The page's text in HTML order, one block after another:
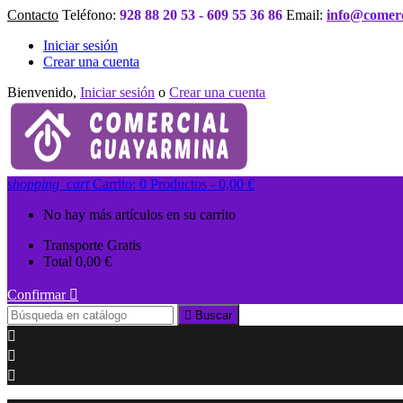
Contacto Teléfono: 928 88 20 53 - 609 55 36 86 Email:
Iniciar sesión
Crear una cuenta
Bienvenido, Iniciar sesión o Crear una cuenta
shopping_cart Carrito: 0 Productos - 0,00 €
No hay más artículos en su carrito
Transporte Gratis
Total 0,00 €
Confirmar 
 Buscar


